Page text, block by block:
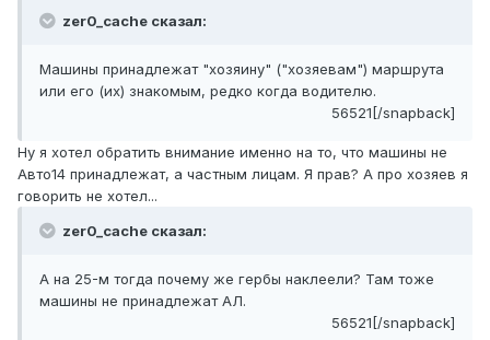
zer0_cache сказал:
Машины принадлежат "хозяину" ("хозяевам") маршрута
или его (их) знакомым, редко когда водителю.
56521[/snapback]
Ну я хотел обратить внимание именно на то, что машины не
Авто14 принадлежат, а частным лицам. Я прав? А про хозяев я
говорить не хотел...
zer0_cache сказал:
А на 25-м тогда почему же гербы наклеели? Там тоже
машины не принадлежат АЛ.
56521[/snapback]